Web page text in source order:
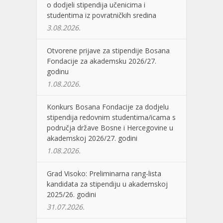
o dodjeli stipendija učenicima i
studentima iz povratničkih sredina
3.08.2026.
Otvorene prijave za stipendije Bosana
Fondacije za akademsku 2026/27.
godinu
1.08.2026.
Konkurs Bosana Fondacije za dodjelu
stipendija redovnim studentima/icama s
područja države Bosne i Hercegovine u
akademskoj 2026/27. godini
1.08.2026.
Grad Visoko: Preliminarna rang-lista
kandidata za stipendiju u akademskoj
2025/26. godini
31.07.2026.